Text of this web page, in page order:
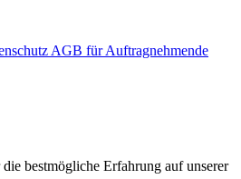
AGB für Auftragnehmende
bestmögliche Erfahrung auf unserer